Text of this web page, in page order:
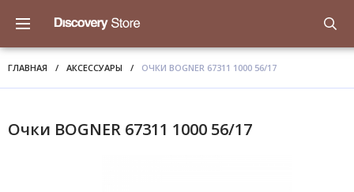
ГЛАВНАЯ / АКСЕССУАРЫ / ОЧКИ BOGNER 67311 1000 56/17
Очки BOGNER 67311 1000 56/17